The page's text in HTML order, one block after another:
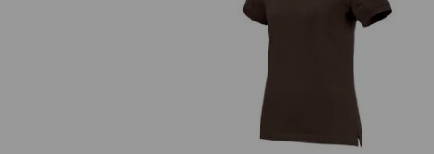
e.s. Polo cotton, femmes